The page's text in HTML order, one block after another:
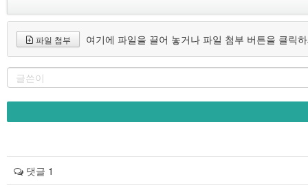
파일 첨부 여기에 파일을 끌어 놓거나 파일 첨부 버튼을 클릭
댓글 1